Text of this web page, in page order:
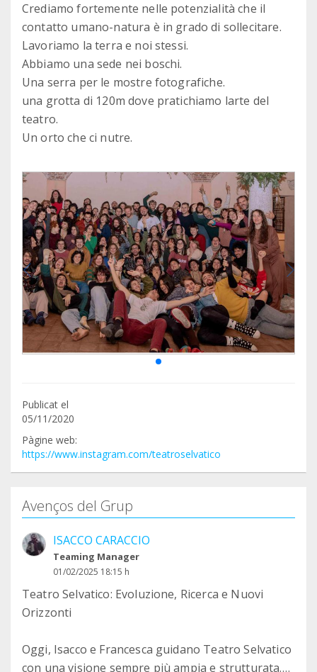
Crediamo fortemente nelle potenzialità che il
contatto umano-natura è in grado di sollecitare.
Lavoriamo la terra e noi stessi.
Abbiamo una sede nei boschi.
Una serra per le mostre fotografiche.
una grotta di 120m dove pratichiamo larte del
teatro.
Publicat el
05/11/2020
Pàgine web:
https://www.instagram.com/teatroselvatico
Avenços del Grup
ISACCO CARACCIO
Teaming Manager
01/02/2025 18:15 h
Teatro Selvatico: Evoluzione, Ricerca e Nuovi
Orizzonti
Oggi, Isacco e Francesca guidano Teatro Selvatico
con una visione sempre più ampia e strutturata.